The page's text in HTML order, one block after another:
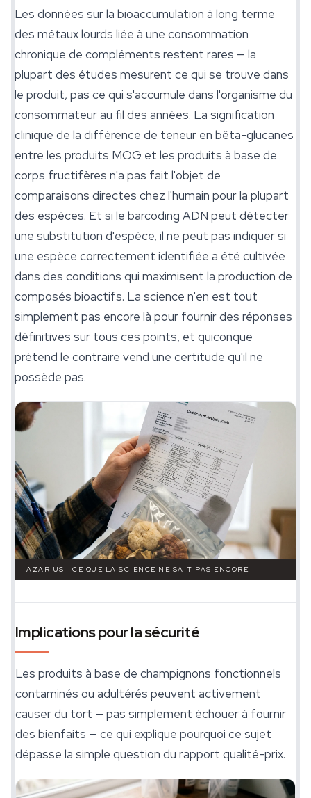
Les données sur la bioaccumulation à long terme
des métaux lourds liée à une consommation
chronique de compléments restent rares — la
plupart des études mesurent ce qui se trouve dans
le produit, pas ce qui s'accumule dans l'organisme du
consommateur au fil des années. La signification
clinique de la différence de teneur en bêta-glucanes
entre les produits MOG et les produits à base de
corps fructifères n'a pas fait l'objet de
comparaisons directes chez l'humain pour la plupart
des espèces. Et si le barcoding ADN peut détecter
une substitution d'espèce, il ne peut pas indiquer si
une espèce correctement identifiée a été cultivée
dans des conditions qui maximisent la production de
composés bioactifs. La science n'en est tout
simplement pas encore là pour fournir des réponses
définitives sur tous ces points, et quiconque
prétend le contraire vend une certitude qu'il ne
possède pas.
AZARIUS · CE QUE LA SCIENCE NE SAIT PAS ENCORE
Implications pour la sécurité
Les produits à base de champignons fonctionnels
contaminés ou adultérés peuvent activement
causer du tort — pas simplement échouer à fournir
des bienfaits — ce qui explique pourquoi ce sujet
dépasse la simple question du rapport qualité-prix.